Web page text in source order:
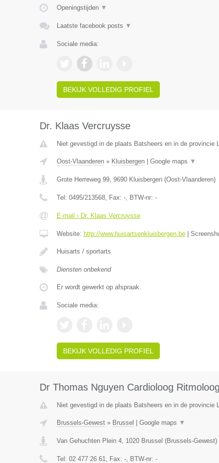
Openingstijden ▼
Laatste facebook posts ▼
Sociale media:
BEKIJK VOLLEDIG PROFIEL
Dr. Klaas Vercruysse
Niet gevestigd in de plaats Batsheers en in de provincie
Oost-Vlaanderen» Kluisbergen| Google maps ▼
Grote Herreweg 99, 9690 Kluisbergen(Oost-Vlaanderen)
Tel: 0495/213568, Fax: -, BTW-nr: -
E-mail › Dr. Klaas Vercruysse
Website: http://www.huisartsenkluisbergen.be|
Huisarts / sportarts
Diensten onbekend
Er wordt gewerkt op afspraak.
Sociale media:
BEKIJK VOLLEDIG PROFIEL
Dr Thomas Nguyen Cardioloog Ritmoloog
Niet gevestigd in de plaats Batsheers en in de provincie
Brussels-Gewest» Brussel Google maps ▼
Van Gehuchten Plein 4, 1020 Brussel (Brussels-Gewest)
Tel: 02 477 26 61, Fax: -, BTW-nr: -